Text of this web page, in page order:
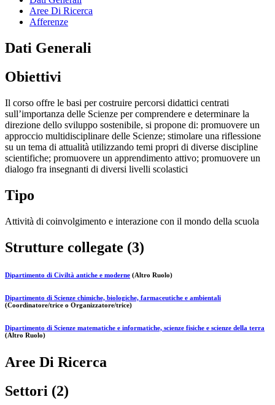
Aree Di Ricerca
Afferenze
Dati Generali
Obiettivi
Il corso offre le basi per costruire percorsi didattici centrati
sull’importanza delle Scienze per comprendere e determinare la
direzione dello sviluppo sostenibile, si propone di: promuovere un
approccio multidisciplinare delle Scienze; stimolare una riflessione
su un tema di attualità utilizzando temi propri di diverse discipline
scientifiche; promuovere un apprendimento attivo; promuovere un
dialogo fra insegnanti di diversi livelli scolastici
Tipo
Attività di coinvolgimento e interazione con il mondo della scuola
Strutture collegate (3)
Dipartimento di Civiltà antiche e moderne (Altro Ruolo)
Dipartimento di Scienze chimiche, biologiche, farmaceutiche e ambientali
(Coordinatore/trice o Organizzatore/trice)
Dipartimento di Scienze matematiche e informatiche, scienze fisiche e scienze della terra
(Altro Ruolo)
Aree Di Ricerca
Settori (2)